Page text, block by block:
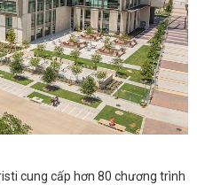
cung cấp hơn 80 chương trình